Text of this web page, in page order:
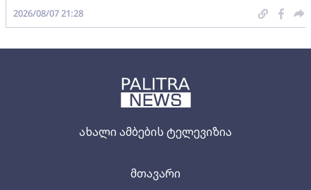
ახალი ამბების ტელევიზია
მთავარი
2026/08/07 21:28